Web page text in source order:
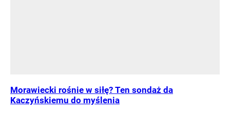
Morawiecki rośnie w siłę? Ten sondaż da
Kaczyńskiemu do myślenia